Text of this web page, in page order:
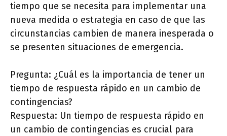
tiempo que se necesita para implementar una
nueva medida o estrategia en caso de que las
circunstancias cambien de manera inesperada o
se presenten situaciones de emergencia.
Pregunta: ¿Cuál es la importancia de tener un
tiempo de respuesta rápido en un cambio de
contingencias?
Respuesta: Un tiempo de respuesta rápido en
un cambio de contingencias es crucial para